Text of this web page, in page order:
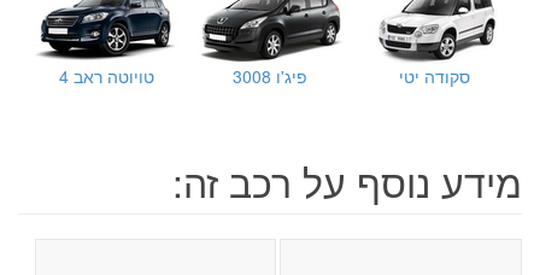
סקודה יטי פיג'ו 3008 טויוטה ראב 4
מידע נוסף על רכב זה: